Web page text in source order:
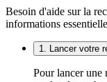
Besoin d'aide sur la
informations
1. Lancer votre
Pour lancer une